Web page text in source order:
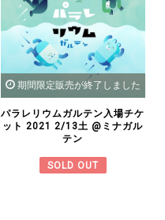
期間限定販売が終了しました
パラレリウムガルテン入場チケ
ット 2021 2/13土 @ミナガル
テン
SOLD OUT